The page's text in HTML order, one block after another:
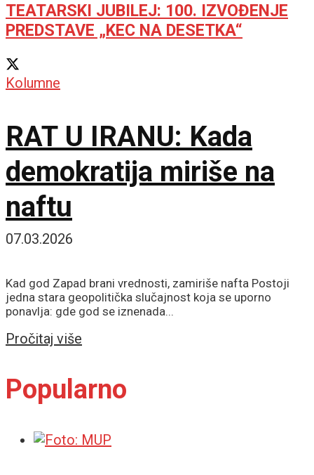
TEATARSKI JUBILEJ: 100. IZVOĐENJE
PREDSTAVE „KEC NA DESETKA“
Kolumne
RAT U IRANU: Kada
demokratija miriše na
naftu
07.03.2026
Kad god Zapad brani vrednosti, zamiriše nafta Postoji
jedna stara geopolitička slučajnost koja se uporno
ponavlja: gde god se iznenada...
Pročitaj više
Popularno